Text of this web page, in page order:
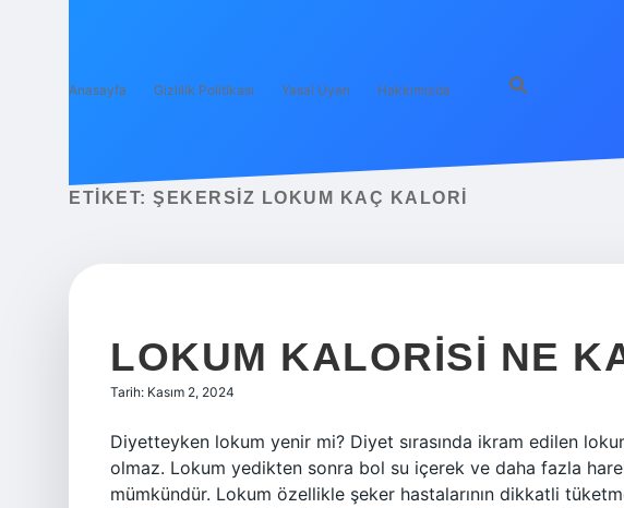
Anasayfa Gizlilik Politikası Yasal Uyarı Hakkımızda
ETIKET: ŞEKERSIZ LOKUM KAÇ KALORI
LOKUM KALORISI NE
Tarih: Kasım 2, 2024
Diyetteyken lokum yenir mi? Diyet sırasında ikram edilen
olmaz. Lokum yedikten sonra bol su içerek ve daha fazla
mümkündür. Lokum özellikle şeker hastalarının dikkatli